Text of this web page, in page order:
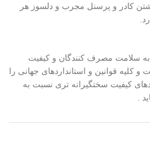
کادر و پرسنل مجرب و دلسوز هر
سلامت مصرف کنندگان و کیفیت
قوانین و استانداردهای جهانی را
کیفیت سختگیرانه تری نسبت به
.